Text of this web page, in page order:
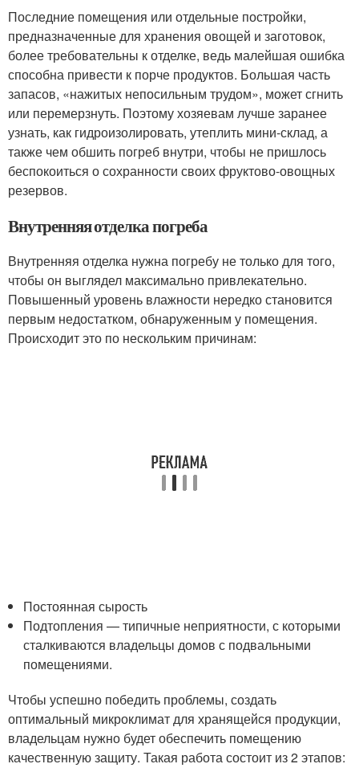
Последние помещения или отдельные постройки,
предназначенные для хранения овощей и заготовок,
более требовательны к отделке, ведь малейшая ошибка
способна привести к порче продуктов. Большая часть
запасов, «нажитых непосильным трудом», может сгнить
или перемерзнуть. Поэтому хозяевам лучше заранее
узнать, как гидроизолировать, утеплить мини-склад, а
также чем обшить погреб внутри, чтобы не пришлось
беспокоиться о сохранности своих фруктово-овощных
резервов.
Внутренняя отделка погреба
Внутренняя отделка нужна погребу не только для того,
чтобы он выглядел максимально привлекательно.
Повышенный уровень влажности нередко становится
первым недостатком, обнаруженным у помещения.
Происходит это по нескольким причинам:
Постоянная сырость
Подтопления — типичные неприятности, с которыми
сталкиваются владельцы домов с подвальными
помещениями.
Чтобы успешно победить проблемы, создать
оптимальный микроклимат для хранящейся продукции,
владельцам нужно будет обеспечить помещению
качественную защиту. Такая работа состоит из 2 этапов: